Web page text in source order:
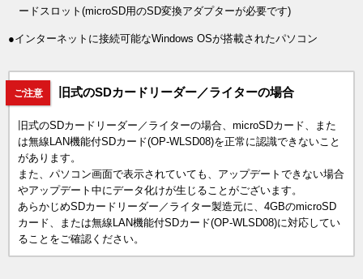
ードスロット(microSD用のSD変換アダプターが必要です)
●インターネットに接続可能なWindows OSが搭載されたパソコン
ご注意 旧式のSDカードリーダー／ライターの場合
旧式のSDカードリーダー／ライターの場合、microSDカード、また
は無線LAN機能付SDカード(OP-WLSD08)を正常に認識できないこと
があります。
また、パソコン画面で表示されていても、アップデートできない場合
やアップデート中にデータ化けが生じることがございます。
あらかじめSDカードリーダー／ライター製造元に、4GBのmicroSD
カード、または無線LAN機能付SDカード(OP-WLSD08)に対応してい
ることをご確認ください。